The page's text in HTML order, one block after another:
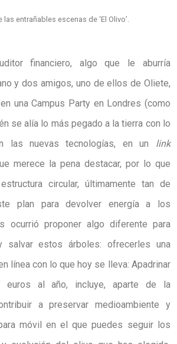
entrañables escenas de ‘El Olivo’.
financiero, algo que le aburría
y dos amigos, uno de ellos de Oliete,
una Campus Party en Londres (como
se alía lo más pegado a la tierra con lo
las nuevas tecnologías, en un link
merece la pena destacar, por lo que
circular, últimamente tan de
plan para devolver energía a los
ocurrió proponer algo diferente para
salvar estos árboles: ofrecerles una
línea con lo que hoy se lleva: Apadrinar
euros al año, incluye, aparte de la
a preservar medioambiente y
móvil en el que puedes seguir los